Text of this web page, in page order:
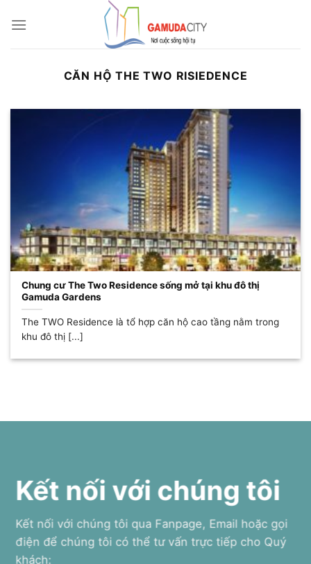
qua
CĂN HỘ THE TWO RISIEDENCE
Chung cư The Two Residence sống mở tại khu đô thị
Gamuda Gardens
The TWO Residence là tổ hợp căn hộ cao tầng nằm trong
khu đô thị [...]
Kết nối với chúng tôi
Kết nối với chúng tôi qua Fanpage, Email hoặc gọi
điện để chúng tôi có thể tư vấn trực tiếp cho Quý
khách: